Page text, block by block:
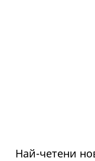
Най-четени